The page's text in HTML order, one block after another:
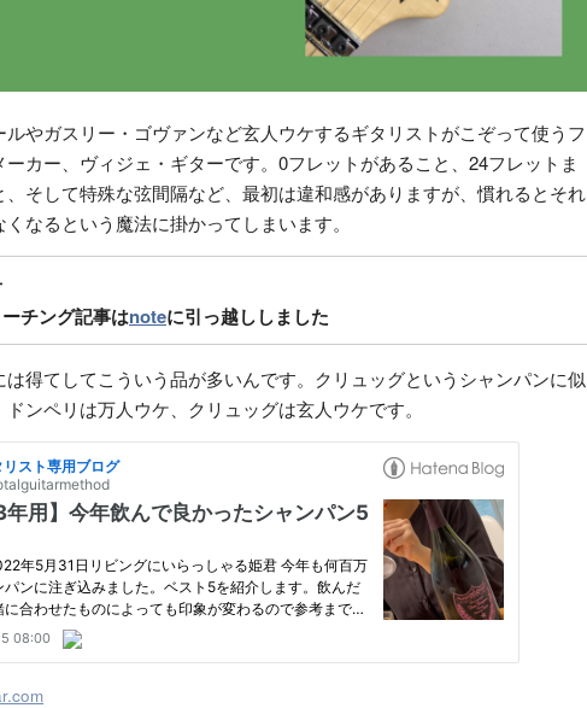
ルやガスリー・ゴヴァンなど玄人ウケするギタリストがこぞって使うフ
ーカー、ヴィジェ・ギターです。0フレットがあること、24フレットま
、そして特殊な弦間隔など、最初は違和感がありますが、慣れるとそれ
なるという魔法に掛かってしまいます。
チング記事はnoteに引っ越ししました
は得てしてこういう品が多いんです。クリュッグというシャンパンに似
ンペリは万人ウケ、クリュッグは玄人ウケです。